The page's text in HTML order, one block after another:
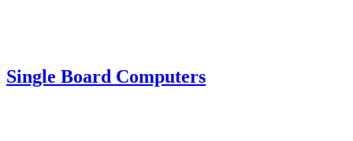
Single Board Computers